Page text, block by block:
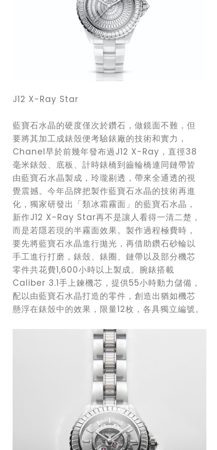
J12 X-Ray Star
藍寶石水晶的硬度僅次於鑽石，做鏡面不難，但
要將其加工成錶殼便考驗錶廠的技術和實力，
Chanel早於前幾年發布過J12 X-Ray，直徑38
毫米錶殼、底板、計時錶橋到齒輪橋連同鏈帶皆
由藍寶石水晶製成，玲瓏剔透，帶來全通透的視
覺震撼。今年品牌把製作藍寶石水晶的技術再進
化，獨家研發出「類冰霜霧面」的藍寶石水晶，
新作J12 X-Ray Star再不是讓人看得一清二楚，
而是若隱若現的半霧面效果。製作過程極費時，
要先將藍寶石水晶進行拋光，再借助鑽石砂輪以
手工進行打磨，錶殼、錶圈、鏈帶以及部分機芯
零件共花費1,600小時以上製成。腕錶搭載
Caliber 3.1手上鍊機芯，提供55小時動力儲備，
配以由藍寶石水晶打造的零件，創造出猶如機芯
懸浮在錶殼中的效果，限量12枚，各具獨立編號。